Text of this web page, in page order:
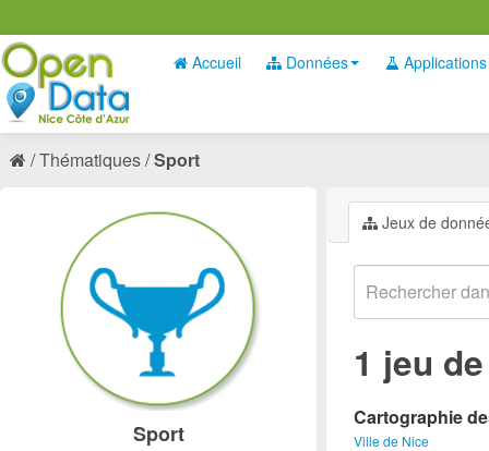
Accueil Données Applications
Thématiques Sport
Jeux de
1 jeu
Cartographie
Ville de Nice
Sport